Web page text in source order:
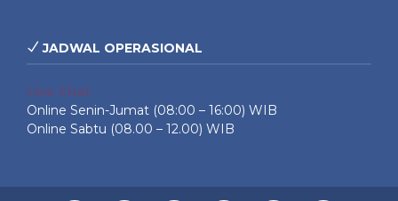
JADWAL OPERASIONAL
Live Chat
Online Senin-Jumat (08:00 – 16:00) WIB
Online Sabtu (08.00 – 12.00) WIB